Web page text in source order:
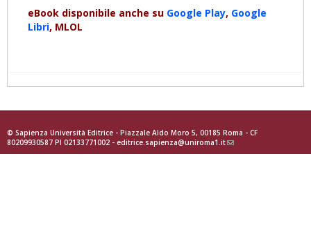
eBook disponibile anche su Google Play, Google
Libri, MLOL
© Sapienza Università Editrice - Piazzale Aldo Moro 5, 00185 Roma - CF
80209930587 PI 02133771002 - editrice.sapienza@uniroma1.it(link
sends